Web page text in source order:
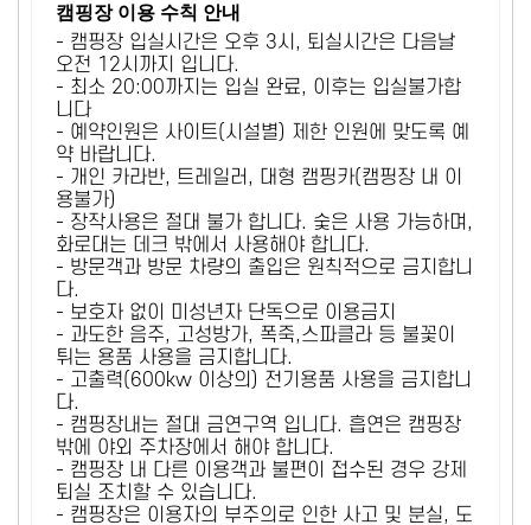
캠핑장 이용 수칙 안내
- 캠핑장 입실시간은 오후 3시, 퇴실시간은 다음날
오전 12시까지 입니다.
- 최소 20:00까지는 입실 완료, 이후는 입실불가합
니다
- 예약인원은 사이트(시설별) 제한 인원에 맞도록 예
약 바랍니다.
- 개인 카라반, 트레일러, 대형 캠핑카(캠핑장 내 이
용불가)
- 장작사용은 절대 불가 합니다. 숯은 사용 가능하며,
화로대는 데크 밖에서 사용해야 합니다.
- 방문객과 방문 차량의 출입은 원칙적으로 금지합니
다.
- 보호자 없이 미성년자 단독으로 이용금지
- 과도한 음주, 고성방가, 폭죽,스파클라 등 불꽃이
튀는 용품 사용을 금지합니다.
- 고출력(600kw 이상의) 전기용품 사용을 금지합니
다.
- 캠핑장내는 절대 금연구역 입니다. 흡연은 캠핑장
밖에 야외 주차장에서 해야 합니다.
- 캠핑장 내 다른 이용객과 불편이 접수된 경우 강제
퇴실 조치할 수 있습니다.
- 캠핑장은 이용자의 부주의로 인한 사고 및 분실, 도